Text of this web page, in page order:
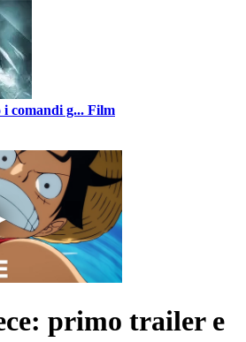
comandi g... Film
primo trailer e